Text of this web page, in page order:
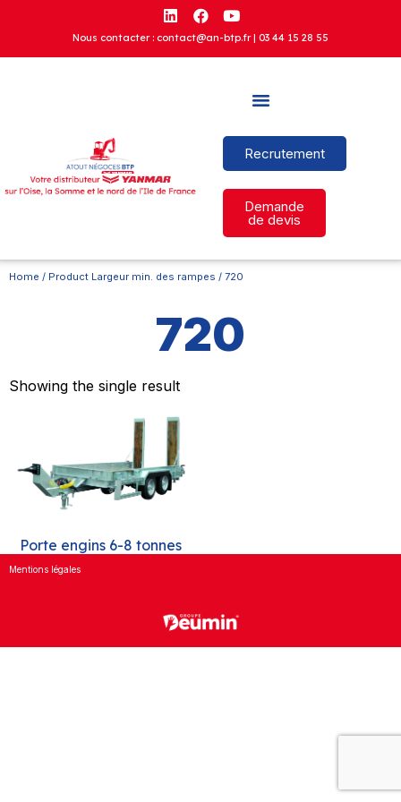
Nous contacter : contact@an-btp.fr | 03 44 15 28 55
Recrutement
Demande
de devis
Home / Product Largeur min. des rampes / 720
720
Showing the single result
Porte engins 6-8 tonnes
Mentions légales